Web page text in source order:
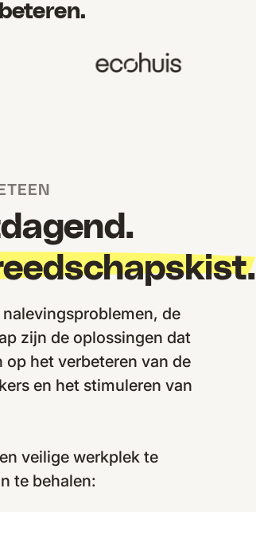
de
zijn de oplossingen dat
het verbeteren van de
en het stimuleren van
veilige werkplek te
te behalen: